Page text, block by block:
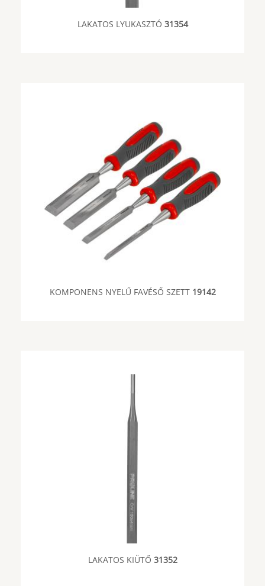
LAKATOS LYUKASZTÓ 31354
KOMPONENS NYELŰ FAVÉSŐ SZETT 19142
LAKATOS KIÜTŐ 31352